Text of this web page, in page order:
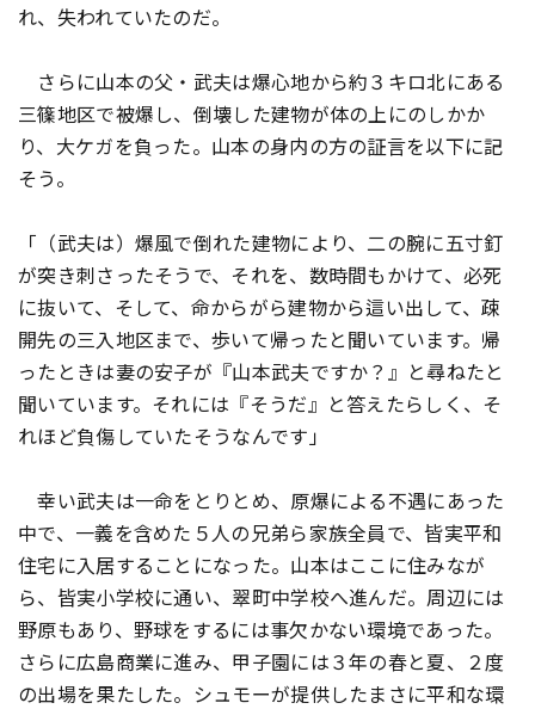
れ、失われていたのだ。
さらに山本の父・武夫は爆心地から約３キロ北にある
三篠地区で被爆し、倒壊した建物が体の上にのしかか
り、大ケガを負った。山本の身内の方の証言を以下に記
そう。
「（武夫は）爆風で倒れた建物により、二の腕に五寸釘
が突き刺さったそうで、それを、数時間もかけて、必死
に抜いて、そして、命からがら建物から這い出して、疎
開先の三入地区まで、歩いて帰ったと聞いています。帰
ったときは妻の安子が『山本武夫ですか？』と尋ねたと
聞いています。それには『そうだ』と答えたらしく、そ
れほど負傷していたそうなんです」
幸い武夫は一命をとりとめ、原爆による不遇にあった
中で、一義を含めた５人の兄弟ら家族全員で、皆実平和
住宅に入居することになった。山本はここに住みなが
ら、皆実小学校に通い、翠町中学校へ進んだ。周辺には
野原もあり、野球をするには事欠かない環境であった。
さらに広島商業に進み、甲子園には３年の春と夏、２度
の出場を果たした。シュモーが提供したまさに平和な環